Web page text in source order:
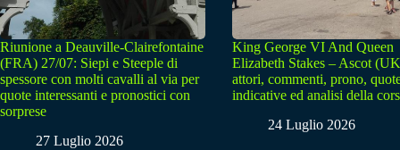
Riunione a Deauville-Clairefontaine
(FRA) 27/07: Siepi e Steeple di
spessore con molti cavalli al via per
quote interessanti e pronostici con
sorprese
27 Luglio 2026
King George VI And Queen
Elizabeth Stakes – Ascot
attori, commenti, prono,
indicative ed analisi della
24 Luglio 2026